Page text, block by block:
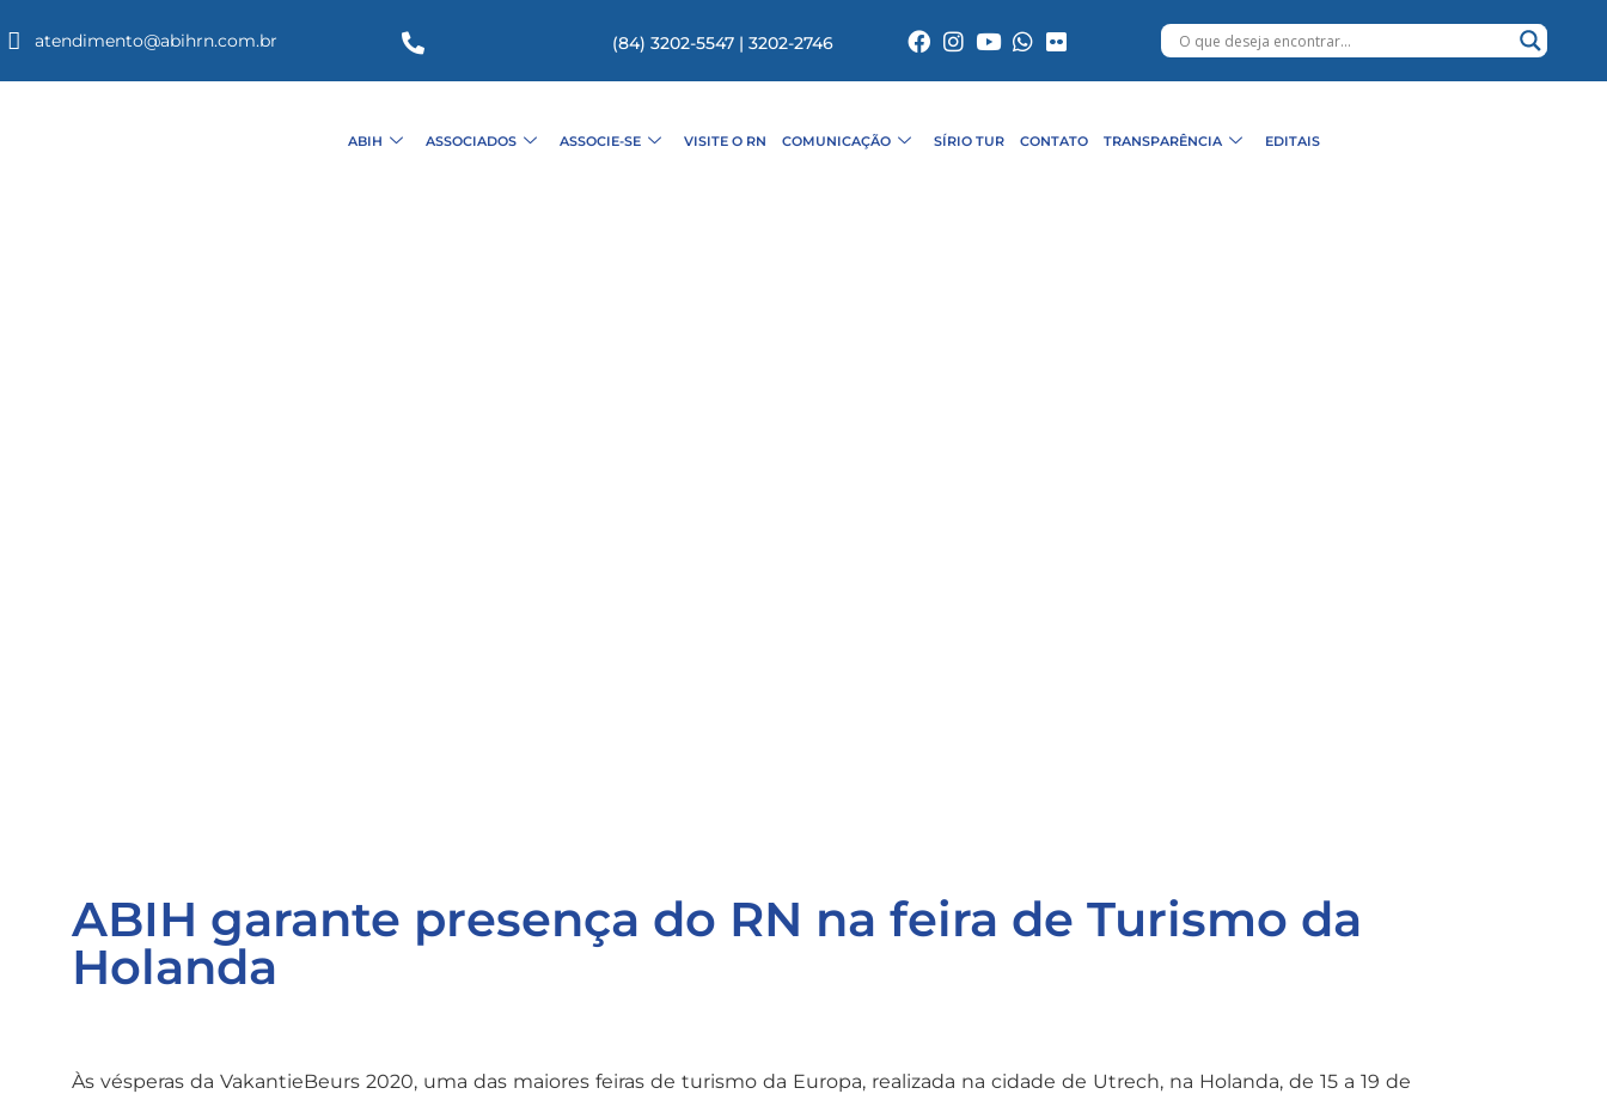
atendimento@abihrn.com.br (84) 3202-5547 | 3202-2746
ABIH ASSOCIADOS ASSOCIE-SE VISITE O RN COMUNICAÇÃO SÍRIO TUR CONTATO TRANSPARÊNCIA EDITAIS
ABIH garante presença do RN na feira de Turismo da
Holanda
Às vésperas da VakantieBeurs 2020, uma das maiores feiras de turismo da Europa, realizada na cidade de Utrech, na Holanda, de 15 a 19 de